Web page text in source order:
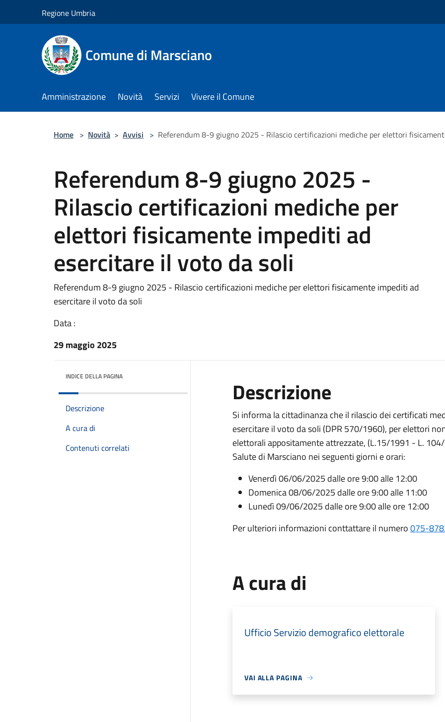
Regione Umbria
Comune di Marsciano
Amministrazione Novità Servizi Vivere il Comune
Home > Novità > Avvisi > Referendum 8-9 giugno 2025 - Rilascio certificazioni mediche per elettori
Referendum 8-9 giugno 2025 -
Rilascio certificazioni mediche per
elettori fisicamente impediti ad
esercitare il voto da soli
Referendum 8-9 giugno 2025 - Rilascio certificazioni mediche per elettori fisicamente impediti ad
esercitare il voto da soli
Data :
29 maggio 2025
INDICE DELLA PAGINA
Descrizione
A cura di
Contenuti correlati
Descrizione
Si informa la cittadinanza che il rilascio dei certificati
esercitare il voto da soli (DPR 570/1960), per elettori
elettorali appositamente attrezzate, (L.15/1991 - L.
Salute di Marsciano nei seguenti giorni e orari:
Venerdì 06/06/2025 dalle ore 9:00 alle 12:00
Domenica 08/06/2025 dalle ore 9:00 alle 11:00
Lunedì 09/06/2025 dalle ore 9:00 alle ore 12:00
Per ulteriori informazioni conttattare il numero075-
A cura di
Ufficio Servizio demografico elettorale
VAI ALLA PAGINA